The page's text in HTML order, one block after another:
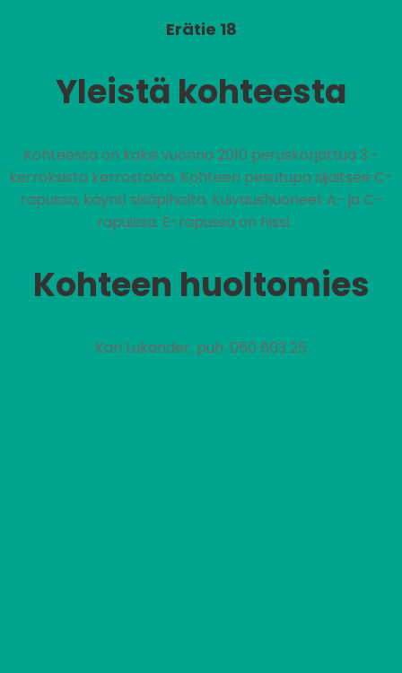
Erätie 18
Yleistä kohteesta
Kohteessa on kaksi vuonna 2010 peruskorjattua 3 -
kerroksista kerrostaloa. Kohteen pesutupa sijaitsee C-
rapussa, käynti sisäpihalta. Kuivaushuoneet A- ja C-
rapuissa. E-rapussa on hissi.
Kohteen huoltomies
Kari Lukander, puh. 050 603 25